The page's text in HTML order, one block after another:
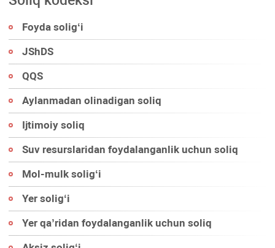
Foyda soligʻi
JShDS
QQS
Aylanmadan olinadigan soliq
Ijtimoiy soliq
Suv resurslaridan foydalanganlik uchun soliq
Mol-mulk soligʻi
Yer soligʻi
Yer qa’ridan foydalanganlik uchun soliq